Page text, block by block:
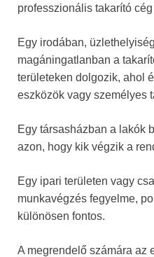
professzionális takarító cég
Egy irodában,
magáningatlanban a
területeken dolgozik, ahol
eszközök vagy személyes
Egy társasházban a lakók
azon, hogy kik végzik a
Egy ipari területen vagy
munkavégzés fegyelme,
különösen fontos.
A megrendelő számára az